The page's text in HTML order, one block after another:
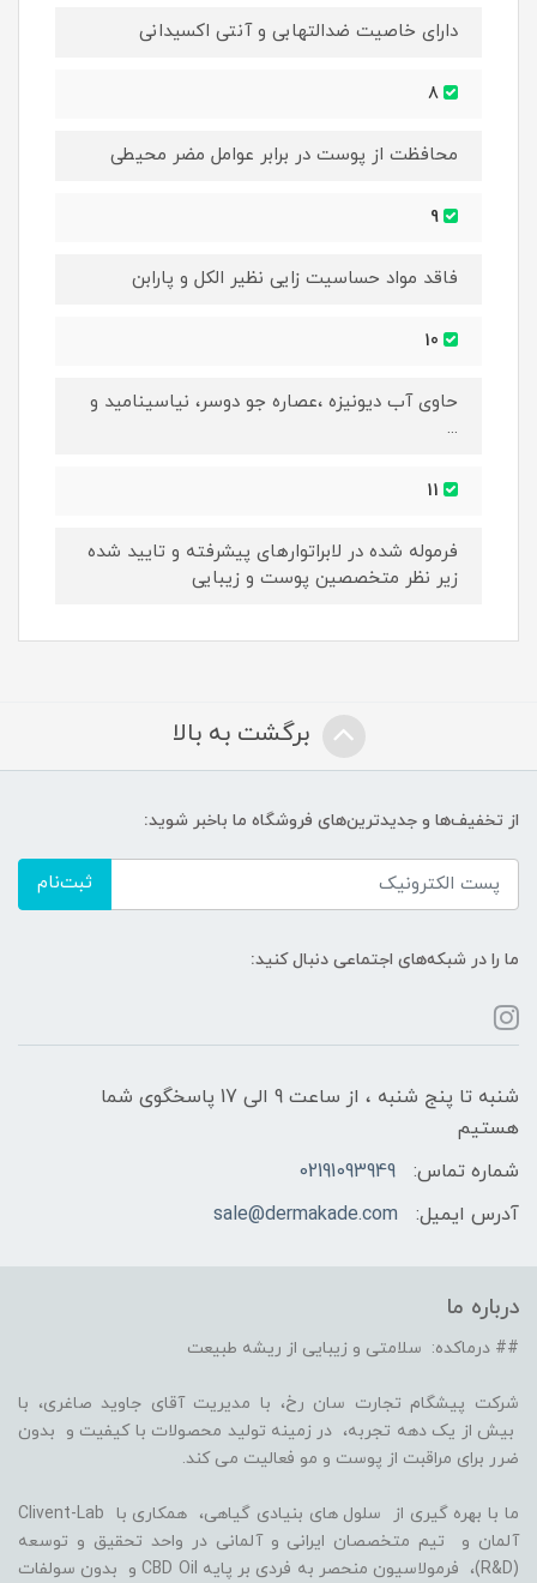
دارای خاصیت ضدالتهابی و آنتی اکسیدانی
محافظت از پوست در برابر عوامل مضر محیطی
فاقد مواد حساسیت زایی نظیر الکل و پارابن
حاوی آب دیونیزه ،عصاره جو دوسر، نیاسینامید و
...
فرموله شده در لابراتوارهای پیشرفته و تایید شده
زیر نظر متخصصین پوست و زیبایی
برگشت به بالا
از تخفیف‌ها و جدیدترین‌های فروشگاه ما باخبر شوید:
ثبت‌نام
ما را در شبکه‌های اجتماعی دنبال کنید:
شنبه تا پنج شنبه ، از ساعت 9 الی 17 پاسخگوی شما
هستیم
شماره تماس:
02191093949
آدرس ایمیل:
sale@dermakade.com
درباره ما
## درماکده: سلامتی و زیبایی از ریشه طبیعت
شرکت پیشگام تجارت سان رخ، با مدیریت آقای جاوید صاغری، با
بیش از یک دهه تجربه، در زمینه تولید محصولات با کیفیت و بدون
ضرر برای مراقبت از پوست و مو فعالیت می کند.
ما با بهره گیری از سلول های بنیادی گیاهی، همکاری با Clivent-Lab
آلمان و تیم متخصصان ایرانی و آلمانی در واحد تحقیق و توسعه
(R&D)، فرمولاسیون منحصر به فردی بر پایه CBD Oil و بدون سولفات